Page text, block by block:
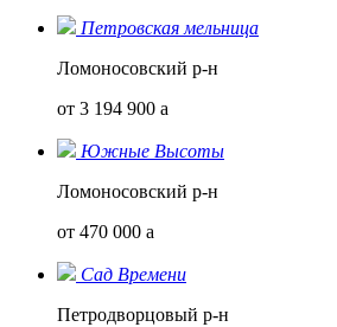
Петровская мельница
Ломоносовский р-н
от 3 194 900 a
Южные Высоты
Ломоносовский р-н
от 470 000 a
Сад Времени
Петродворцовый р-н